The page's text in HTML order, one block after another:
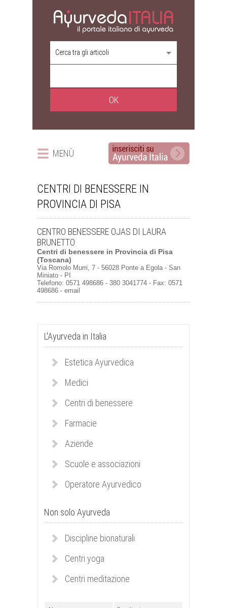
Cerca tra gli articoli
MENÙ
CENTRI DI BENESSERE IN
PROVINCIA DI PISA
CENTRO BENESSERE OJAS DI LAURA
BRUNETTO
Centri di benessere in Provincia di Pisa
(Toscana)
Via Romolo Murri, 7 - 56028 Ponte a Egola - San
Miniato - PI
Telefono: 0571 498686 - 380 3041774 - Fax: 0571
498686 - email
L'Ayurveda in Italia
Estetica Ayurvedica
Medici
Centri di benessere
Farmacie
Aziende
Scuole e associazioni
Operatore Ayurvedico
Non solo Ayurveda
Discipline bionaturali
Centri yoga
Centri meditazione